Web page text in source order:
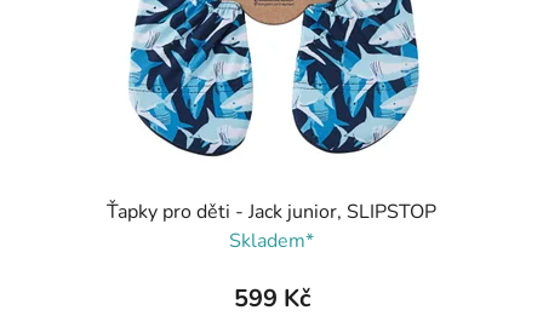
Ťapky pro děti - Jack junior, SLIPSTOP
Skladem*
599 Kč